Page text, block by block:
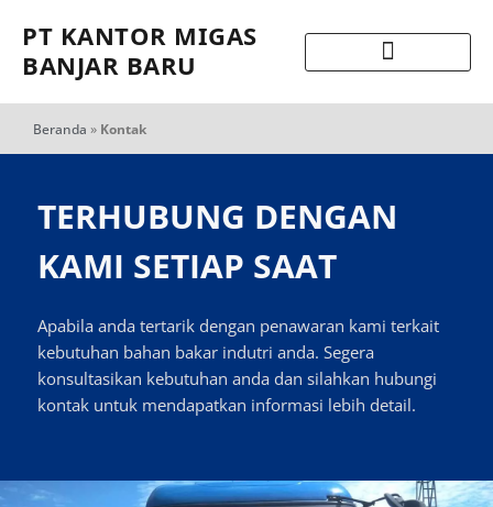
PT KANTOR MIGAS
BANJAR BARU
Beranda » Kontak
TERHUBUNG DENGAN
KAMI SETIAP SAAT
Apabila anda tertarik dengan penawaran kami terkait
kebutuhan bahan bakar indutri anda. Segera
konsultasikan kebutuhan anda dan silahkan hubungi
kontak untuk mendapatkan informasi lebih detail.